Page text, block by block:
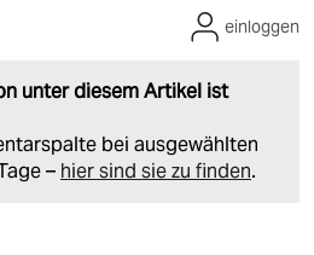
unter diesem Artikel ist
bei ausgewählten
– hier sind sie zu finden.
einloggen